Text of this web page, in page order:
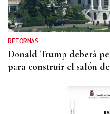
Un tribunal de Estados
567 millones de dólares
mental de los menores
REFORMAS
Donald Trump deberá
para construir el salón